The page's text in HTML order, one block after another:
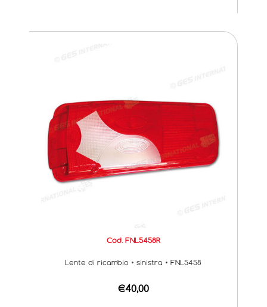
Cod. FNL5458R
Lente di ricambio • sinistra • FNL5458
€40,00